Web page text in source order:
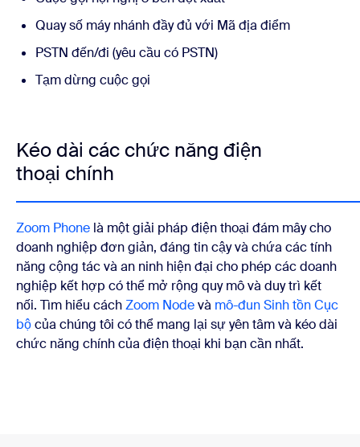
Quay số máy nhánh đầy đủ với Mã địa điểm
PSTN đến/đi (yêu cầu có PSTN)
Tạm dừng cuộc gọi
Kéo dài các chức năng điện
thoại chính
Zoom Phone là một giải pháp điện thoại đám mây cho
doanh nghiệp đơn giản, đáng tin cậy và chứa các tính
năng cộng tác và an ninh hiện đại cho phép các doanh
nghiệp kết hợp có thể mở rộng quy mô và duy trì kết
nối. Tìm hiểu cáchZoom Nodevà mô-đun Sinh tồn Cục
bộcủa chúng tôi có thể mang lại sự yên tâm và kéo dài
chức năng chính của điện thoại khi bạn cần nhất.